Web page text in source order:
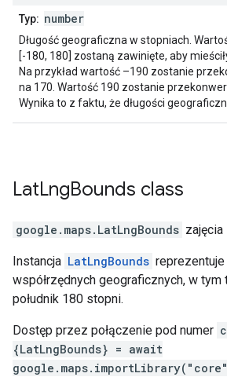
Typ: number
Długość geograficzna w stopniach.
[-180, 180] zostaną zawinięte, aby
Na przykład wartość –190 zostanie
na 170. Wartość 190 zostanie
Wynika to z faktu, że długości
LatLngBounds class
google.maps. LatLngBounds zajęcia
Instancja LatLngBounds
współrzędnych geograficznych, w tym
południk 180 stopni.
Dostęp przez połączenie pod numer
{LatLngBounds} = await